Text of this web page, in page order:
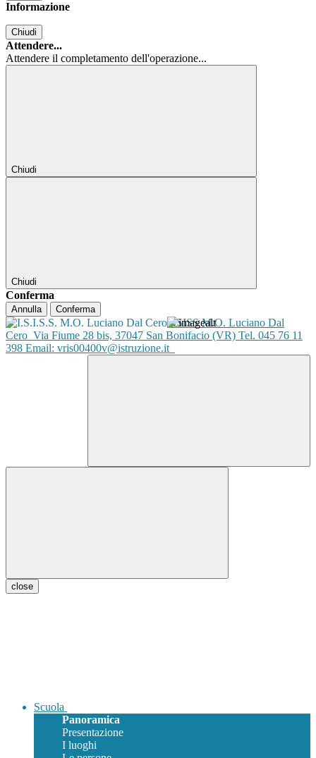
Informazione
Chiudi
Attendere...
Attendere il completamento dell'operazione...
Chiudi
Chiudi
Conferma
Annulla Conferma
ISISS M.O. Luciano Dal
Cero Via Fiume 28 bis, 37047 San Bonifacio (VR) Tel. 045 76 11
398 Email: vris00400v@istruzione.it
close
Scuola
Panoramica
Presentazione
I luoghi